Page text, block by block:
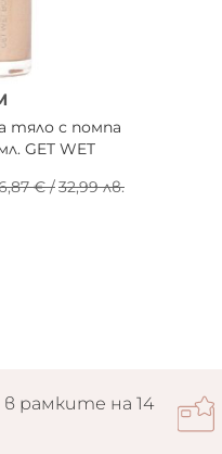
тяло с помпа
GET WET
€/32,99 лв.
рамките на 14